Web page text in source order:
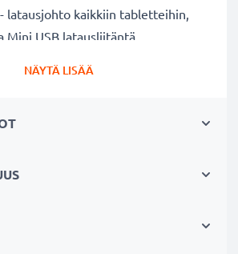
latausjohto kaikkiin tabletteihin,
Mini USB latausliitäntä
turvalliseen
NÄYTÄ LISÄÄ